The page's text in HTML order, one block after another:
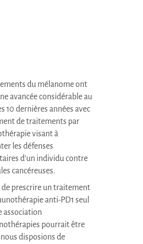
du mélanome ont
avancée considérable au
10 dernières années avec
de traitements par
visant à
les défenses
d’un individu contre
cancéreuses.
de prescrire un traitement
anti-PD1 seul
association
pourrait être
disposions de